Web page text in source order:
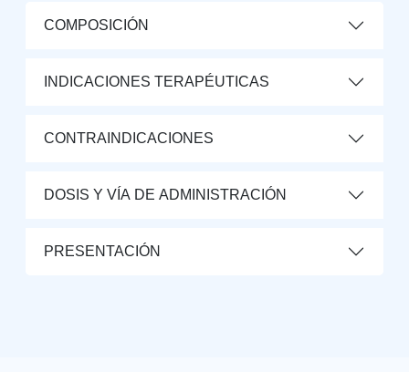
COMPOSICIÓN
INDICACIONES TERAPÉUTICAS
CONTRAINDICACIONES
DOSIS Y VÍA DE ADMINISTRACIÓN
PRESENTACIÓN